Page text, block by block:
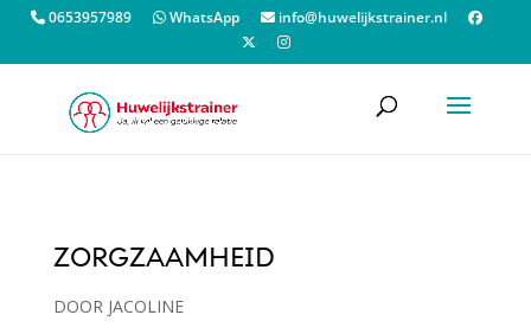
0653957989 WhatsApp info@huwelijkstrainer.nl
ZORGZAAMHEID
DOOR JACOLINE